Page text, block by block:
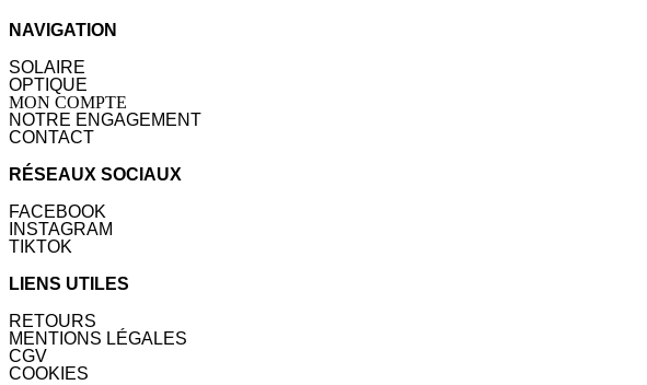
NAVIGATION
SOLAIRE
OPTIQUE
MON COMPTE
NOTRE ENGAGEMENT
CONTACT
RÉSEAUX SOCIAUX
FACEBOOK
INSTAGRAM
TIKTOK
LIENS UTILES
RETOURS
MENTIONS LÉGALES
CGV
COOKIES